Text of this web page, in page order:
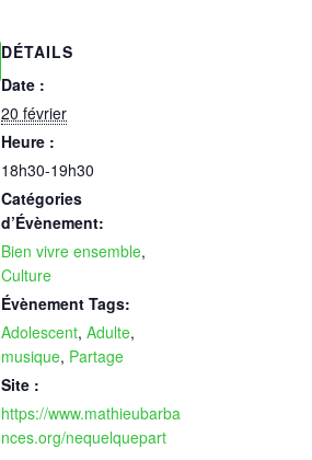
DÉTAILS
Date :
20 février
Heure :
18h30-19h30
Catégories
d’Évènement:
Bien vivre ensemble,
Culture
Évènement Tags:
Adolescent, Adulte,
musique, Partage
Site :
https://www.mathieubarba
nces.org/nequelquepart